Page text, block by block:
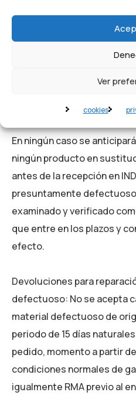
Ver
cookies
perfecto estado.
Los RMA tienen que
coste del transporte de
correrá a cargo del cliente.
En ningún caso se
ningún producto en
antes de la recepción en
presuntamente defectuoso
examinado y verificado
que entre en los plazos y
efecto.
Devoluciones para
defectuoso: No se acepta
material defectuoso de
periodo de 15 días
pedido, momento a partir
condiciones normales de
igualmente RMA previo al